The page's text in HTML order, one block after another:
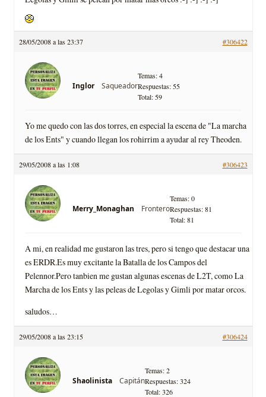
28/05/2008 a las 23:37 #306422
Inglor Saqueador
Temas: 4
Respuestas: 55
Total: 59
Yo me quedo con las dos torres, en especial la escena de "La marcha
de los Ents" y cuando llegan los rohirrim a ayudar al rey Theoden.
29/05/2008 a las 1:08 #306423
Merry_Monaghan Frontero
Temas: 0
Respuestas: 81
Total: 81
A mi, en realidad me gustaron las tres, pero si tengo que destacar una
es ERDR.Es muy excitante la Batalla de los Campos del
Pelennor.Pero tanbien me gustan algunas escenas de L2T, como La
Marcha de los Ents y las peleas de Legolas y Gimli por matar orcos.
saludos…
29/05/2008 a las 23:15 #306424
Shaolinista Capitán
Temas: 2
Respuestas: 324
Total: 326